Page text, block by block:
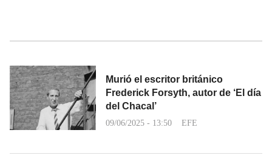
Murió el escritor británico
Frederick Forsyth, autor de ‘El día
del Chacal’
09/06/2025 - 13:50 EFE